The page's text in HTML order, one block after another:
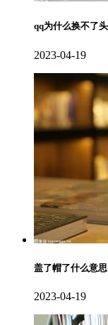
qq为什么换不了
2023-04-19
盖了帽了什么意
2023-04-19